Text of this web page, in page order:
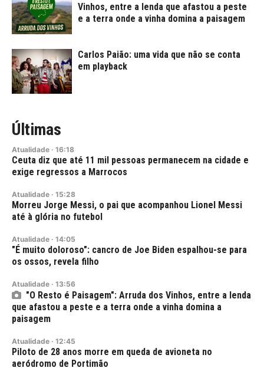
Vinhos, entre a lenda que afastou a peste
e a terra onde a vinha domina a paisagem
Carlos Paião: uma vida que não se conta
em playback
Últimas
Atualidade · 16:18
Ceuta diz que até 11 mil pessoas permanecem na cidade e
exige regressos a Marrocos
Atualidade · 15:28
Morreu Jorge Messi, o pai que acompanhou Lionel Messi
até à glória no futebol
Atualidade · 14:05
"É muito doloroso": cancro de Joe Biden espalhou-se para
os ossos, revela filho
Atualidade · 13:56
"O Resto é Paisagem": Arruda dos Vinhos, entre a lenda
que afastou a peste e a terra onde a vinha domina a
paisagem
Atualidade · 12:45
Piloto de 28 anos morre em queda de avioneta no
aeródromo de Portimão